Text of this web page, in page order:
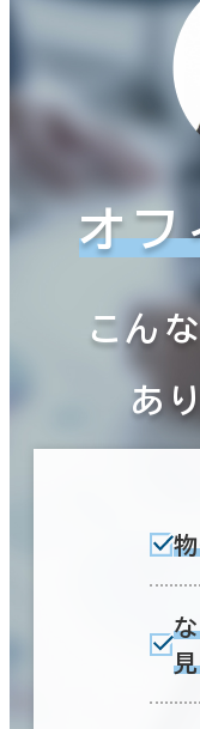
オフ
こん
あ